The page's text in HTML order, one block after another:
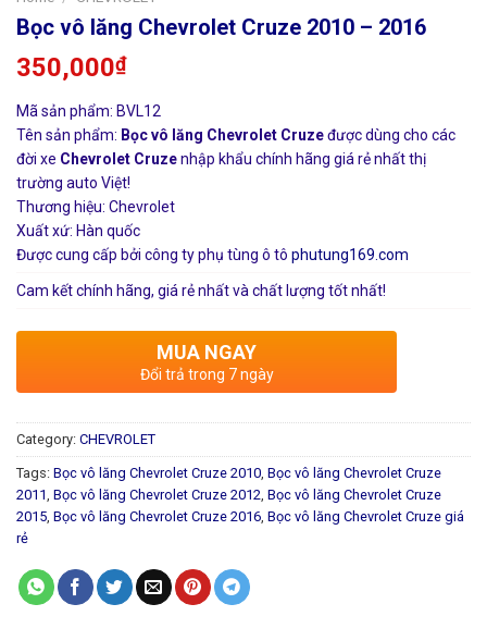
Bọc vô lăng Chevrolet Cruze 2010 – 2016
350,000₫
Mã sản phẩm: BVL12
Tên sản phẩm: Bọc vô lăng Chevrolet Cruzeđược dùng cho các
đời xe Chevrolet Cruzenhập khẩu chính hãng giá rẻ nhất thị
trường auto Việt!
Thương hiệu: Chevrolet
Xuất xứ: Hàn quốc
Được cung cấp bởi công ty phụ tùng ô tô phutung169.com
Cam kết chính hãng, giá rẻ nhất và chất lượng tốt nhất!
MUA NGAY
Đổi trả trong 7 ngày
Category: CHEVROLET
Tags: Bọc vô lăng Chevrolet Cruze 2010, Bọc vô lăng Chevrolet Cruze
2011, Bọc vô lăng Chevrolet Cruze 2012, Bọc vô lăng Chevrolet Cruze
2015, Bọc vô lăng Chevrolet Cruze 2016, Bọc vô lăng Chevrolet Cruze giá
rẻ